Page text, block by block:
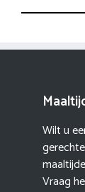
Wilt u
Vraag